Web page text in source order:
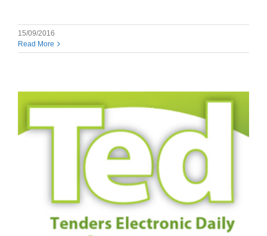
15/09/2016
Read More